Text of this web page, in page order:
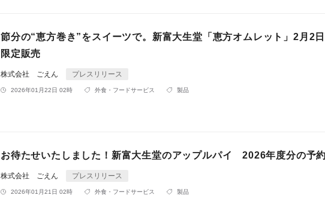
節分の“恵方巻き”をスイーツで。新富大生堂「恵方オムレット」2月2
限定販売
株式会社 ごえん プレスリリース
2026年01月22日 02時 外食・フードサービス 製品
お待たせいたしました！新富大生堂のアップルパイ 2026年度分の予
株式会社 ごえん プレスリリース
2026年01月21日 02時 外食・フードサービス 製品